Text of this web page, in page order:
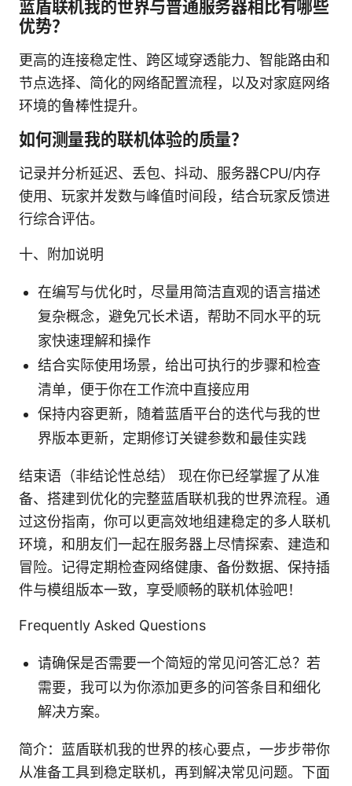
蓝盾联机我的世界与普通服务器相比有哪些
优势？
更高的连接稳定性、跨区域穿透能力、智能路由和
节点选择、简化的网络配置流程，以及对家庭网络
环境的鲁棒性提升。
如何测量我的联机体验的质量？
记录并分析延迟、丢包、抖动、服务器CPU/内存
使用、玩家并发数与峰值时间段，结合玩家反馈进
行综合评估。
十、附加说明
在编写与优化时，尽量用简洁直观的语言描述
复杂概念，避免冗长术语，帮助不同水平的玩
家快速理解和操作
结合实际使用场景，给出可执行的步骤和检查
清单，便于你在工作流中直接应用
保持内容更新，随着蓝盾平台的迭代与我的世
界版本更新，定期修订关键参数和最佳实践
结束语（非结论性总结） 现在你已经掌握了从准
备、搭建到优化的完整蓝盾联机我的世界流程。通
过这份指南，你可以更高效地组建稳定的多人联机
环境，和朋友们一起在服务器上尽情探索、建造和
冒险。记得定期检查网络健康、备份数据、保持插
件与模组版本一致，享受顺畅的联机体验吧！
Frequently Asked Questions
请确保是否需要一个简短的常见问答汇总？若
需要，我可以为你添加更多的问答条目和细化
解决方案。
简介：蓝盾联机我的世界的核心要点，一步步带你
从准备工具到稳定联机，再到解决常见问题。下面